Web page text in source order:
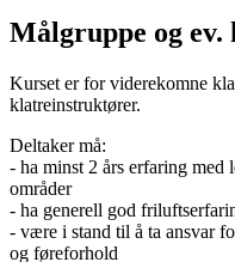
Målgruppe og
Kurset er for viderekomne
klatreinstruktører.
Deltaker må:
- ha minst 2 års erfaring
områder
- ha generell god
- være i stand til å ta ansvar
og føreforhold